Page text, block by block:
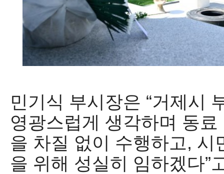
민기식 부시장은 “거제시
영광스럽게 생각하며 동
을 차질 없이 수행하고, 시
을 위해 성실히 임하겠다”